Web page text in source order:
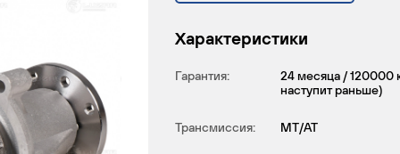
Характеристики
Гарантия:
24 месяца / 120000
наступит раньше)
Трансмиссия: MT/AT